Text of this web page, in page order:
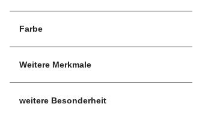
Farbe
Weitere Merkmale
weitere Besonderheit